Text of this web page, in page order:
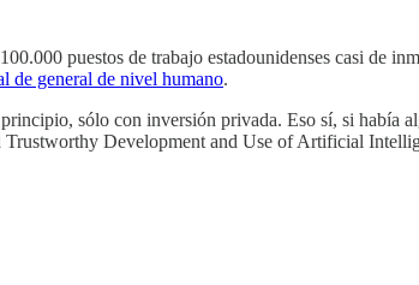
puestos de trabajo estadounidenses casi de
de general de nivel humano.
sólo con inversión privada. Eso sí, si había
Development and Use of Artificial